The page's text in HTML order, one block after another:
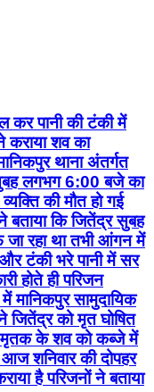
कर पानी की टंकी में
कराया शव का
थाना अंतर्गत
लगभग 6:00 बजे का
की मौत हो गई
बताया कि जितेंद्र सुबह
रहा था तभी आंगन में
टंकी भरे पानी में सर
होते ही परिजन
मानिकपुर सामुदायिक
जितेंद्र को मृत घोषित
मृतक के शव को कब्जे में
शनिवार की दोपहर
है परिजनों ने बताया